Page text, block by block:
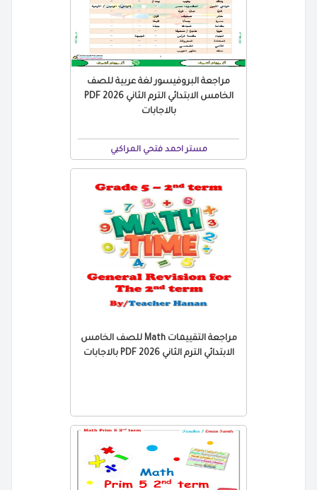
مراجعة البروفيسور لغة عربية للصف
الخامس الابتدائي الترم الثاني 2026 PDF
بالاجابات
مستر احمد فتحي المراكبي
مراجعة التقييمات Math للصف الخامس
الابتدائي الترم الثاني 2026 PDF بالاجابات